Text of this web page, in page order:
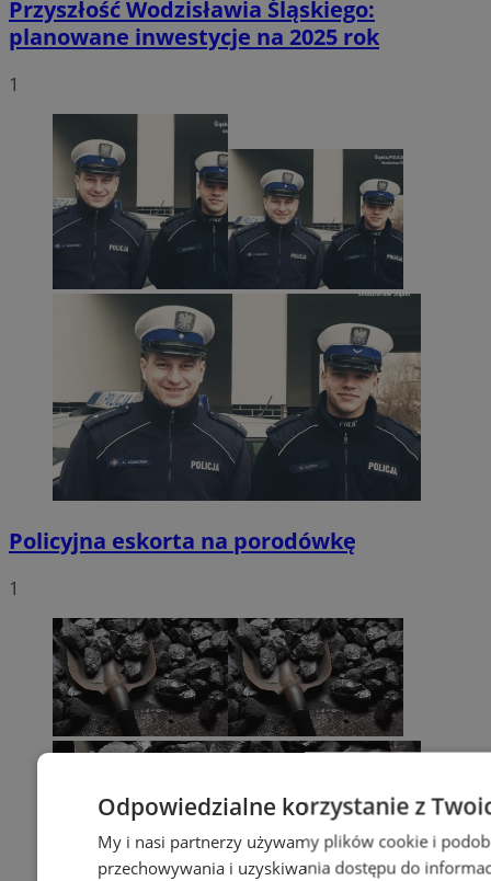
Przyszłość Wodzisławia Śląskiego:
planowane inwestycje na 2025 rok
1
Policyjna eskorta na porodówkę
1
Odpowiedzialne korzystanie z
My i nasi partnerzy używamy plików cookie i
przechowywania i uzyskiwania dostępu do